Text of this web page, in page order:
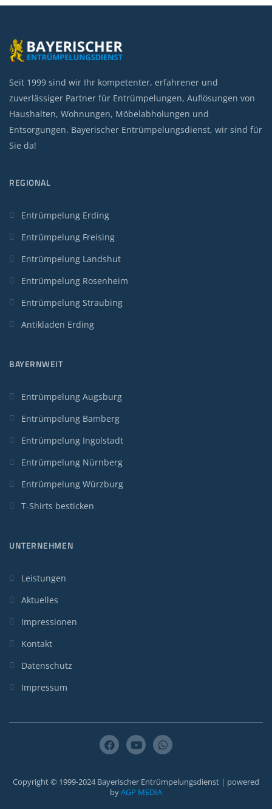
Seit 1999 sind wir Ihr kompetenter, erfahrener und
zuverlässiger Partner für Entrümpelungen, Auflösungen von
Haushalten, Wohnungen, Möbelabholungen und
Entsorgungen. Bayerischer Entrümpelungsdienst, wir sind für
Sie da!
REGIONAL
Entrümpelung Erding
Entrümpelung Freising
Entrümpelung Landshut
Entrümpelung Rosenheim
Entrümpelung Straubing
Antikladen Erding
BAYERNWEIT
Entrümpelung Augsburg
Entrümpelung Bamberg
Entrümpelung Ingolstadt
Entrümpelung Nürnberg
Entrümpelung Würzburg
T-Shirts besticken
UNTERNEHMEN
Leistungen
Aktuelles
Impressionen
Kontakt
Datenschutz
Impressum
Copyright © 1999-2024 Bayerischer Entrümpelungsdienst | powered
byAGP MEDIA